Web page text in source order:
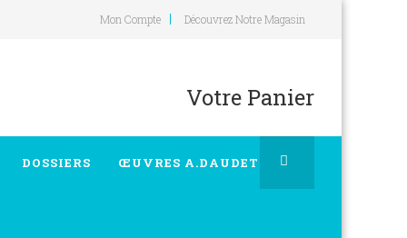
Mon Compte Découvrez Notre Magasin
Votre Panier
DOSSIERS ŒUVRES A.DAUDET